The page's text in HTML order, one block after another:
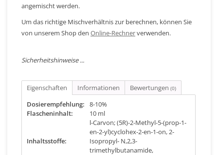
angemischt werden.
Um das richtige Mischverhältnis zur berechnen, können Sie
von unserem Shop den Online-Rechnerverwenden.
Sicherheitshinweise ...
Eigenschaften Informationen Bewertungen (0)
Dosierempfehlung:
8-10%
Flascheninhalt:
10 ml
Inhaltsstoffe:
l-Carvon; (5R)-2-Methyl-5-(prop-1-
en-2-yl)cyclohex-2-en-1-on, 2-
Isopropyl- N,2,3-
trimethylbutanamide,